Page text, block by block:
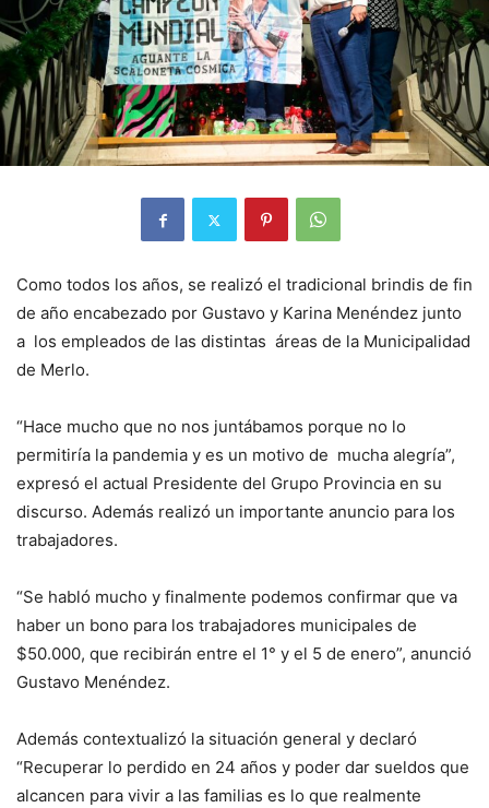
Como todos los años, se realizó el tradicional brindis de fin
de año encabezado por Gustavo y Karina Menéndez junto
a los empleados de las distintas áreas de la Municipalidad
de Merlo.
“Hace mucho que no nos juntábamos porque no lo
permitiría la pandemia y es un motivo de mucha alegría”,
expresó el actual Presidente del Grupo Provincia en su
discurso. Además realizó un importante anuncio para los
trabajadores.
“Se habló mucho y finalmente podemos confirmar que va
haber un bono para los trabajadores municipales de
$50.000, que recibirán entre el 1° y el 5 de enero”, anunció
Gustavo Menéndez.
Además contextualizó la situación general y declaró
“Recuperar lo perdido en 24 años y poder dar sueldos que
alcancen para vivir a las familias es lo que realmente